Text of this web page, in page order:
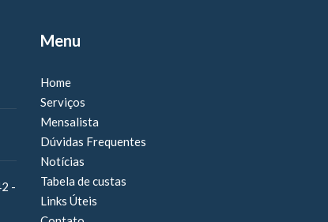
-
Menu
Home
Serviços
Mensalista
Dúvidas Frequentes
Notícias
Tabela de custas
Links Úteis